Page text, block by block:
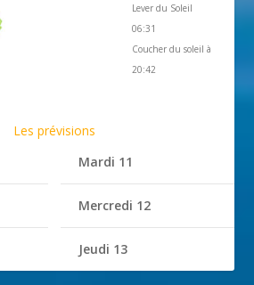
Lever du Soleil
06:31
Coucher du soleil à
20:42
Les prévisions
Mardi 11
Mercredi 12
Jeudi 13